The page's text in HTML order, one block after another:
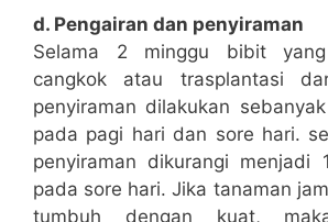
d. Pengairan dan penyiraman
Selama 2 minggu bibit
cangkok atau trasplantasi
penyiraman dilakukan
pada pagi hari dan sore hari.
penyiraman dikurangi menjadi
pada sore hari. Jika tanaman
tumbuh dengan kuat,